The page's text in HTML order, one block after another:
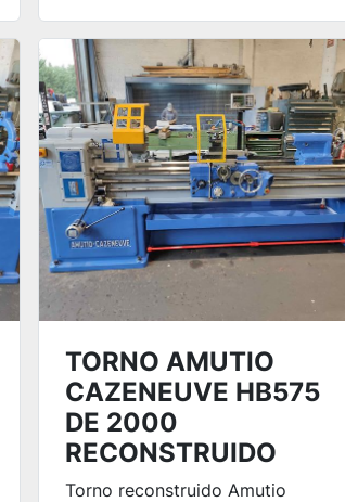
TORNO AMUTIO
CAZENEUVE HB575
DE 2000
RECONSTRUIDO
Torno reconstruido Amutio